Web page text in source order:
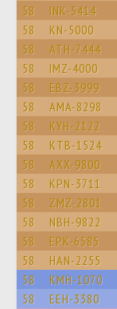
58 INK-5414
58 KN-5000
58 ATH-7444
58 IMZ-4000
58 EBZ-3999
58 AMA-8298
58 KYH-2122
58 KTB-1524
58 AXX-9800
58 KPN-3711
58 ZMZ-2801
58 NBH-9822
58 EPK-6585
58 HAN-2255
58 KMH-1070
58 EEH-3380